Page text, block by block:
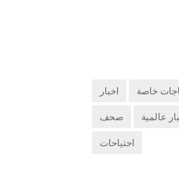
اخبار خاصة
صحف
عالمية
احتياحات